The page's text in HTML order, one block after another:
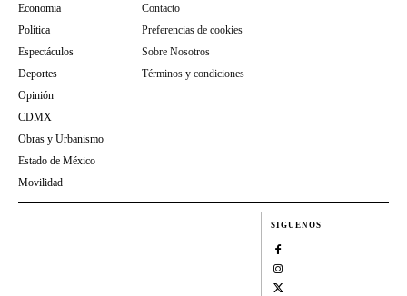
Economia
Política
Espectáculos
Deportes
Opinión
CDMX
Obras y Urbanismo
Estado de México
Movilidad
Contacto
Preferencias de cookies
Sobre Nosotros
Términos y condiciones
SIGUENOS